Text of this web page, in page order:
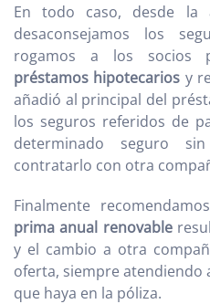
En todo caso, desde la
desaconsejamos los
rogamos a los socios
préstamos hipotecarios y
añadió al principal del
los seguros referidos de
determinado seguro
contratarlo con otra
Finalmente
prima anual renovable
y el cambio a otra
oferta, siempre atendiendo
que haya en la póliza.